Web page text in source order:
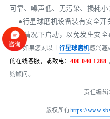
可靠、噪声低、无污染、损耗小；
●行星球磨机设备装有安全开
开的情况下启动，以免发生安全
如果您对以上行星球磨机感兴趣
的在线客服，或致电：400-040-1288
购顾问。
------ 责任编辑
版权所有https://